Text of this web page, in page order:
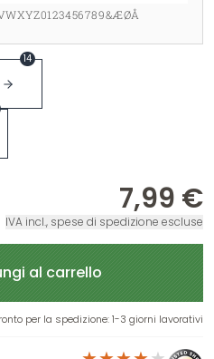
14
7,99 €
IVA incl., spese di spedizione escluse
al carrello
per la spedizione: 1-3 giorni lavorativi